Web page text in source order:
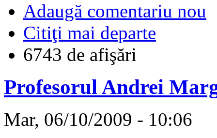
Adaugă comentariu nou
Citiţi mai departe
6743 de afişări
Profesorul Andrei
Mar, 06/10/2009 - 10:06